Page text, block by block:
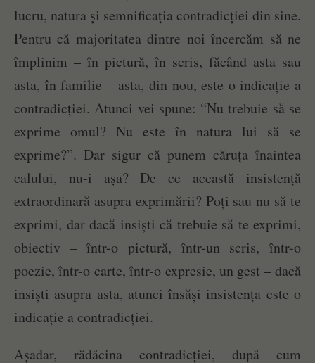
lucru, natura și semnificația contradicției din sine.
Pentru că majoritatea dintre noi încercăm să ne
împlinim – în pictură, în scris, făcând asta sau
asta, în familie – asta, din nou, este o indicație a
contradicției. Atunci vei spune: “Nu trebuie să se
exprime omul? Nu este în natura lui să se
exprime?”. Dar sigur că punem căruța înaintea
calului, nu-i așa? De ce această insistență
extraordinară asupra exprimării? Poți sau nu să te
exprimi, dar dacă insiști că trebuie să te exprimi,
obiectiv – într-o pictură, într-un scris, într-o
poezie, într-o carte, într-o expresie, un gest – dacă
insiști asupra asta, atunci însăși insistența este o
indicație a contradicției.
Așadar, rădăcina contradicției, după cum